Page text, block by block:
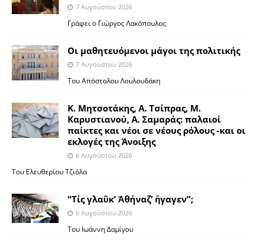
7 Αυγούστου 2026
Γράφει ο Γιώργος Λακόπουλος
Οι μαθητευόμενοι μάγοι της πολιτικής
7 Αυγούστου 2026
Του Απόστολου Λουλουδάκη
Κ. Μητσοτάκης, Α. Τσίπρας, Μ.
Καρυστιανού, Α. Σαμαράς: παλαιοί
παίκτες και νέοι σε νέους ρόλους -και οι
εκλογές της Άνοιξης
6 Αυγούστου 2026
Του Ελευθερίου Τζιόλα
“Τίς γλαῦκ’ Ἀθήναζ’ ἤγαγεν”;
6 Αυγούστου 2026
Του Ιωάννη Δαμίγου